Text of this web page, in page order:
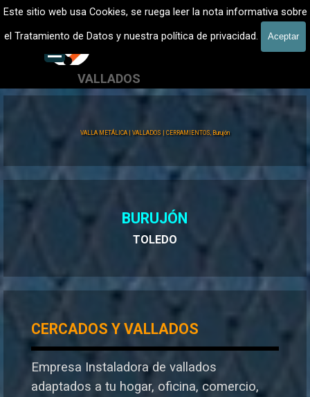
Este sitio web usa Cookies, se ruega leer la nota informativa sobre
el Tratamiento de Datos y nuestra política de privacidad.
Aceptar
Vaya al ContenidoVALLADOS METALICOS MADRID - VALLADO DE FINCAS
Vallados de fincas, Cercados
VALLADOS
601 900 178
VALLA METÁLICA | VALLADOS | CERRAMIENTOS, Burujón
BURUJÓN
TOLEDO
CERCADOS Y VALLADOS
Empresa Instaladora de vallados
adaptados a tu hogar, oficina, comercio,